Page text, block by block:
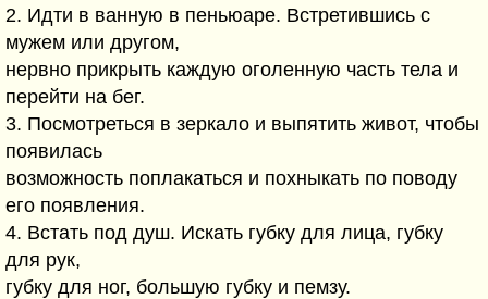
2. Идти в ванную в пеньюаре. Встретившись с
мужем или другом,
нервно прикрыть каждую оголенную часть тела и
перейти на бег.
3. Посмотреться в зеркало и выпятить живот, чтобы
появилась
возможность поплакаться и похныкать по поводу
его появления.
4. Встать под душ. Искать губку для лица, губку
для рук,
губку для ног, большую губку и пемзу.